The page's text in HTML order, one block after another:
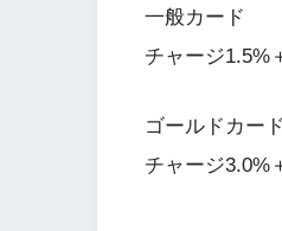
一般カード
チャージ1.5%
ゴールドカード
チャージ3.0%